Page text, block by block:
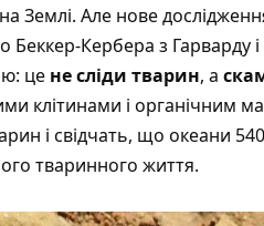
Землі. Але нове
Беккер-Кербера з Гарварду і
це не сліди тварин, а
клітинами і органічним
і свідчать, що океани
тваринного життя.